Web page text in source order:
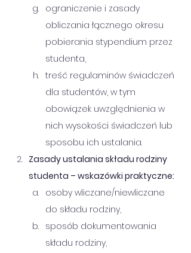
ograniczenie i zasady
obliczania łącznego okresu
pobierania stypendium przez
studenta,
treść regulaminów świadczeń
dla studentów, w tym
obowiązek uwzględnienia w
nich wysokości świadczeń lub
sposobu ich ustalania.
Zasady ustalania składu rodziny
studenta – wskazówki praktyczne:
osoby wliczane/niewliczane
do składu rodziny,
sposób dokumentowania
składu rodziny,